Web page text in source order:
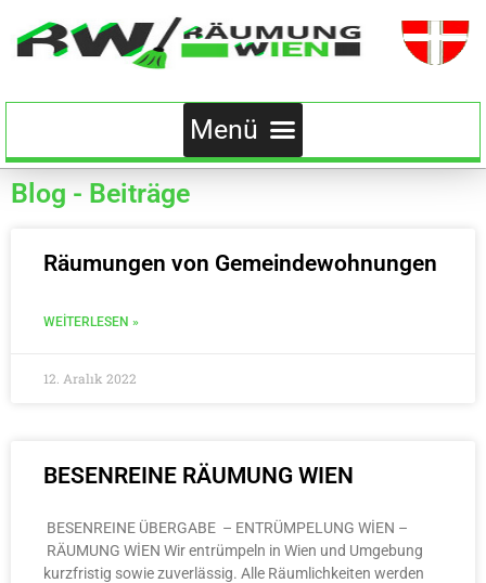
Blog - Beiträge
Räumungen von Gemeindewohnungen
WEITERLESEN »
12. Aralık 2022
BESENREINE RÄUMUNG WIEN
BESENREINE ÜBERGABE – ENTRÜMPELUNG WİEN –
RÄUMUNG WİEN Wir entrümpeln in Wien und Umgebung
kurzfristig sowie zuverlässig. Alle Räumlichkeiten werden